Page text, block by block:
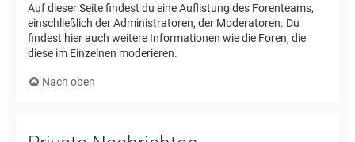
Auf dieser Seite findest du eine Auflistung des Forenteams,
einschließlich der Administratoren, der Moderatoren. Du
findest hier auch weitere Informationen wie die Foren, die
diese im Einzelnen moderieren.
Nach oben